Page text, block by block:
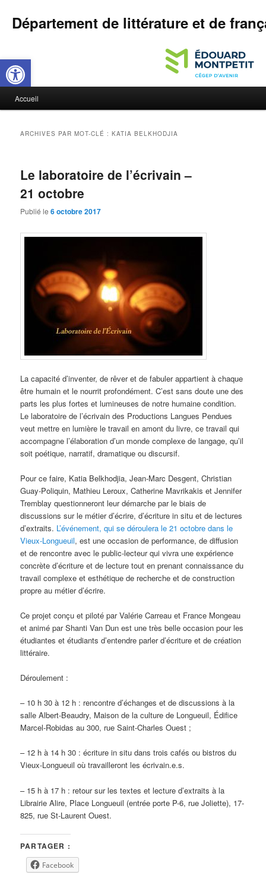
Ouvrir la barre d’outils
Département de littérature et de
Aller
principal
Aller
secondaire
Accueil
ARCHIVES PAR MOT-CLÉ :KATIA BELKHODJIA
Le laboratoire de l’écrivain –
21 octobre
Publié le6 octobre 2017
La capacité d’inventer, de rêver et de fabuler appartient à chaque
être humain et le nourrit profondément. C’est sans doute une des
parts les plus fortes et lumineuses de notre humaine condition.
Le laboratoire de l’écrivain des Productions Langues Pendues
veut mettre en lumière le travail en amont du livre, ce travail qui
accompagne l’élaboration d’un monde complexe de langage, qu’il
soit poétique, narratif, dramatique ou discursif.
Pour ce faire, Katia Belkhodjia, Jean-Marc Desgent, Christian
Guay-Poliquin, Mathieu Leroux, Catherine Mavrikakis et Jennifer
Tremblay questionneront leur démarche par le biais de
discussions sur le métier d’écrire, d’écriture in situ et de lectures
d’extraits. L’événement, qui se déroulera le 21 octobre dans le
Vieux-Longueuil, est une occasion de performance, de diffusion
et de rencontre avec le public-lecteur qui vivra une expérience
concrète d’écriture et de lecture tout en prenant connaissance du
travail complexe et esthétique de recherche et de construction
propre au métier d’écrire.
Ce projet conçu et piloté par Valérie Carreau et France Mongeau
et animé par Shanti Van Dun est une très belle occasion pour les
étudiantes et étudiants d’entendre parler d’écriture et de création
littéraire.
Déroulement :
– 10 h 30 à 12 h : rencontre d’échanges et de discussions à la
salle Albert-Beaudry, Maison de la culture de Longueuil, Édifice
Marcel-Robidas au 300, rue Saint-Charles Ouest ;
– 12 h à 14 h 30 : écriture in situ dans trois cafés ou bistros du
Vieux-Longueuil où travailleront les écrivain.e.s.
– 15 h à 17 h : retour sur les textes et lecture d’extraits à la
Librairie Alire, Place Longueuil (entrée porte P-6, rue Joliette), 17-
825, rue St-Laurent Ouest.
PARTAGER :
Facebook